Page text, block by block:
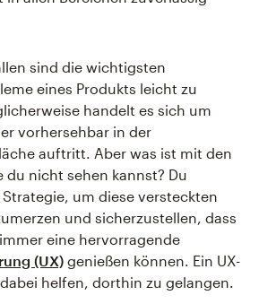
sind die wichtigsten
eines Produkts leicht zu
handelt es sich um
vorhersehbar in der
auftritt. Aber was ist mit den
du nicht sehen kannst? Du
um diese versteckten
und sicherzustellen, dass
eine hervorragende
(UX) genießen können. Ein UX-
helfen, dorthin zu gelangen.